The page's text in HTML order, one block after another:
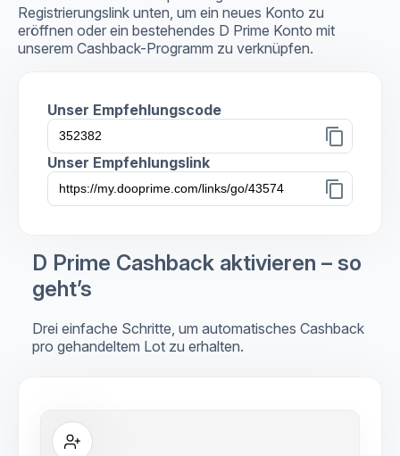
Registrierungslink unten, um ein neues Konto zu
eröffnen oder ein bestehendes D Prime Konto mit
unserem Cashback-Programm zu verknüpfen.
Unser Empfehlungscode
content_copy
Unser Empfehlungslink
content_copy
D Prime Cashback aktivieren – so
geht’s
Drei einfache Schritte, um automatisches Cashback
pro gehandeltem Lot zu erhalten.